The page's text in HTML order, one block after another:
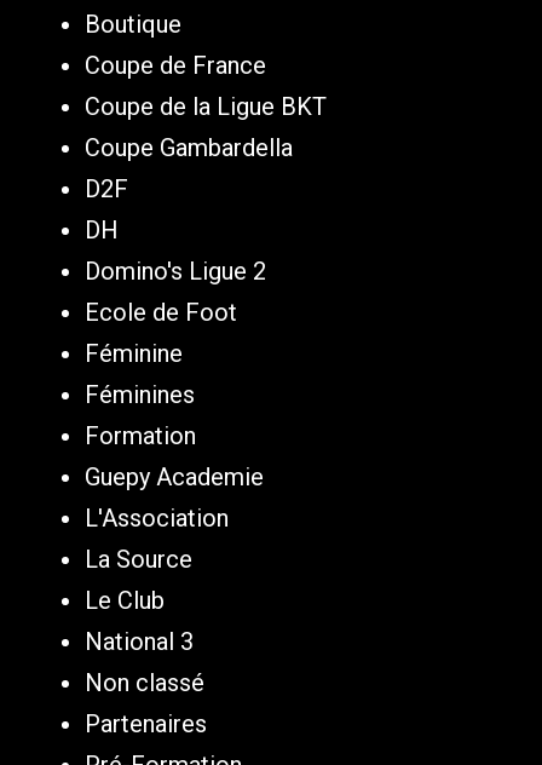
Boutique
Coupe de France
Coupe de la Ligue BKT
Coupe Gambardella
D2F
DH
Domino's Ligue 2
Ecole de Foot
Féminine
Féminines
Formation
Guepy Academie
L'Association
La Source
Le Club
National 3
Non classé
Partenaires